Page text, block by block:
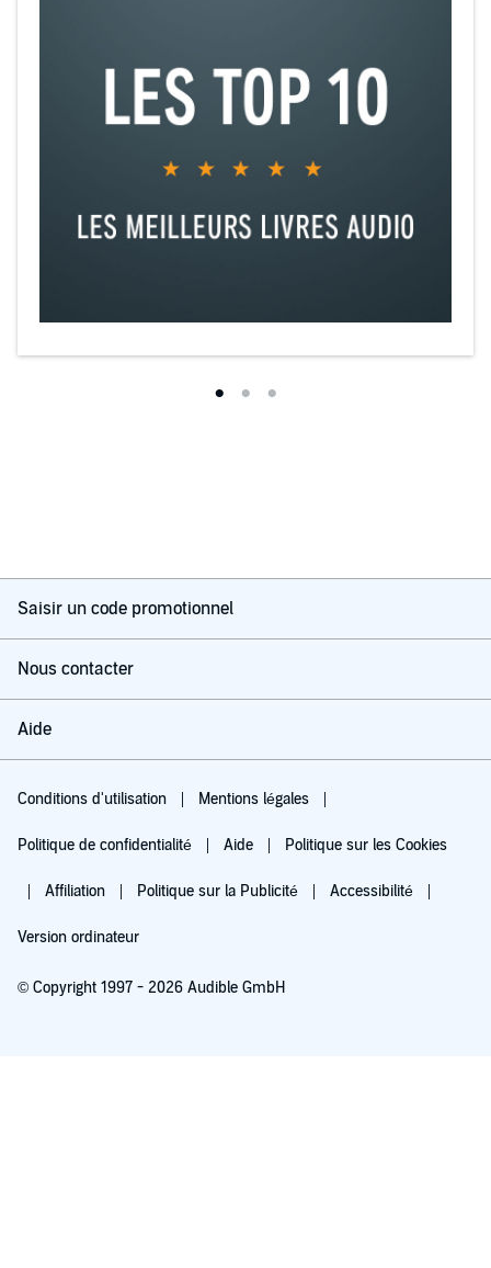
Saisir un code promotionnel
Nous contacter
Aide
Conditions d'utilisation Mentions légales
Politique de confidentialité Aide Politique sur les Cookies
Affiliation Politique sur la Publicité Accessibilité
Version ordinateur
© Copyright 1997 - 2026 Audible GmbH